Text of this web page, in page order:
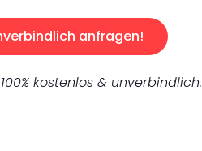
anfragen!
kostenlos & unverbindlich.